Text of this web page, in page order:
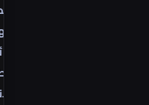
اتهامات
الإنتاجية